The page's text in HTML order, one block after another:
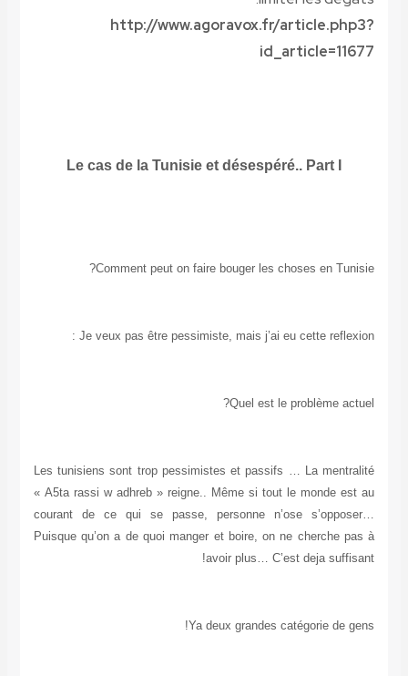
http://www.agoravox.fr/article.php3?
id_article=11677
Le cas de la Tunisie et désespéré.. Part I
Comment peut on faire bouger les choses en Tunisie?
Je veux pas être pessimiste, mais j’ai eu cette reflexion :
Quel est le problème actuel?
Les tunisiens sont trop pessimistes et passifs … La mentralité
« A5ta rassi w adhreb » reigne.. Même si tout le monde est au
courant de ce qui se passe, personne n’ose s’opposer…
Puisque qu’on a de quoi manger et boire, on ne cherche pas à
avoir plus… C’est deja suffisant!
Ya deux grandes catégorie de gens!